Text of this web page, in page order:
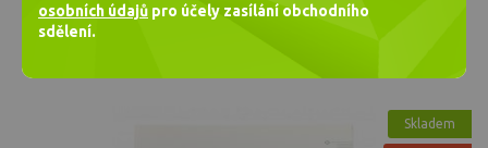
Skladem
osobních údajů pro účely zasílání obchodního
sdělení.